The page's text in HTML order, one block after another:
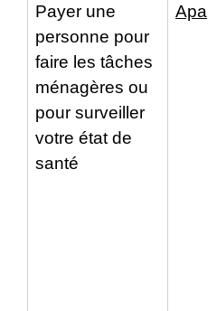
Payer une
personne pour
faire les tâches
ménagères ou
pour surveiller
votre état de
santé
Apa